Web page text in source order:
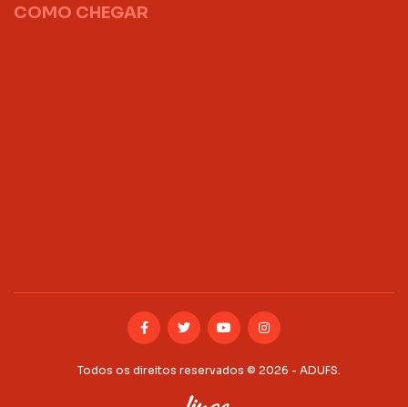
COMO CHEGAR
Todos os direitos reservados © 2026 - ADUFS.